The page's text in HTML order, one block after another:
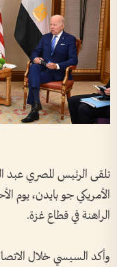
تلقى الرئيس المصري عبد
الأمريكي جو بايدن، يوم
الراهنة في قطاع غزة.
وأكد السيسي خلال